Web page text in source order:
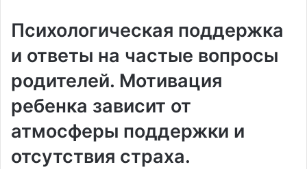
Психологическая поддержка
и ответы на частые вопросы
родителей. Мотивация
ребенка зависит от
атмосферы поддержки и
отсутствия страха.